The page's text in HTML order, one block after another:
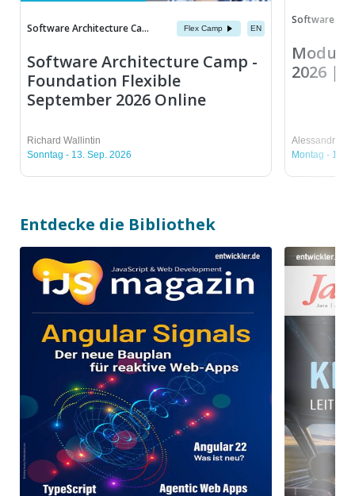
Software Architecture Ca... Flex Camp EN
Software Architecture Camp -
Foundation Flexible
September 2026 Online
Richard Wallintin
Sonntag - 13. Sep. 2026
Software
Modul
2026 |
Alessandro
Montag - 14.
Entdecke die Bibliothek